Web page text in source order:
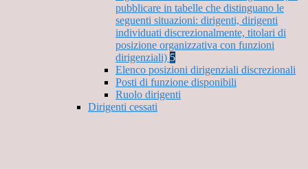
pubblicare in tabelle che distinguano le
seguenti situazioni: dirigenti, dirigenti
individuati discrezionalmente, titolari di
posizione organizzativa con funzioni
dirigenziali) 5
Elenco posizioni dirigenziali discrezionali
Posti di funzione disponibili
Ruolo dirigenti
Dirigenti cessati